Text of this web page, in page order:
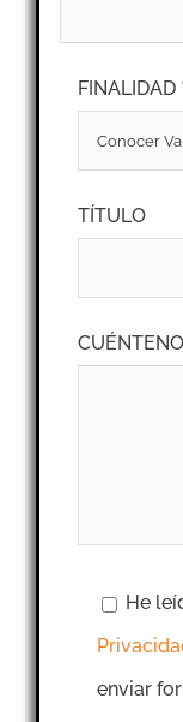
FINALIDAD
TÍTULO
He
enviar